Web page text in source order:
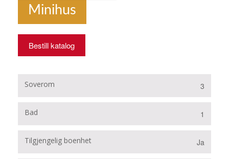
Minihus
Bestill katalog
Soverom 3
Bad 1
Tilgjengelig boenhet Ja